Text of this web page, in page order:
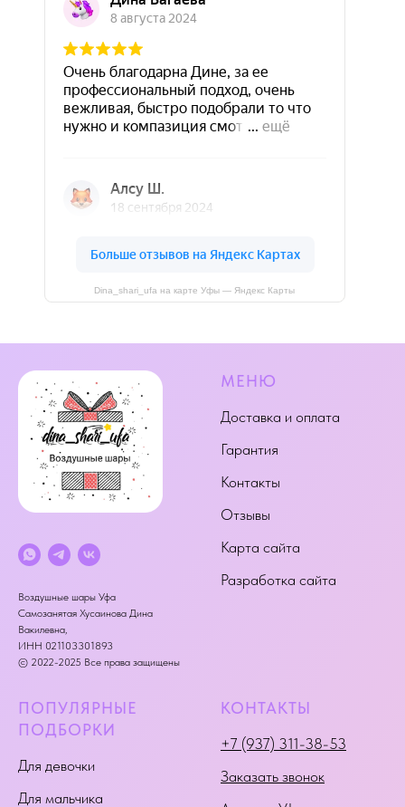
Dina_shari_ufa на карте Уфы — Яндекс Карты
Воздушные шары Уфа
Самозанятая Хусаинова Дина
Вакилевна,
ИНН 021103301893
© 2022-2025 Все права защищены
МЕНЮ
Доставка и оплата
Гарантия
Контакты
Отзывы
Карта сайта
Разработка сайта
ПОПУЛЯРНЫЕ
ПОДБОРКИ
Для девочки
Для мальчика
КОНТАКТЫ
+7 (937) 311-38-53
Заказать звонок